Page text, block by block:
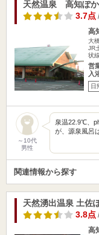
天然温泉 高知ぽ
3.7点/
高
大
JR
状
営
入
日
～10代
男性
泉温22.9℃、
が、源泉風呂
関連情報から探す
天然湧出温泉 土佐
3.8点/
高